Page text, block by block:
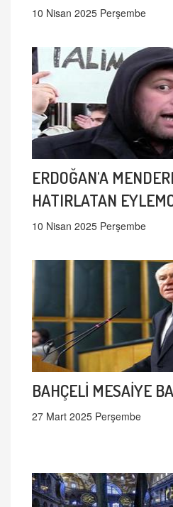
10 Nisan 2025 Perşembe
ERDOĞAN'A
HATIRLATAN
10 Nisan 2025 Perşembe
BAHÇELİ MESAİYE
27 Mart 2025 Perşembe